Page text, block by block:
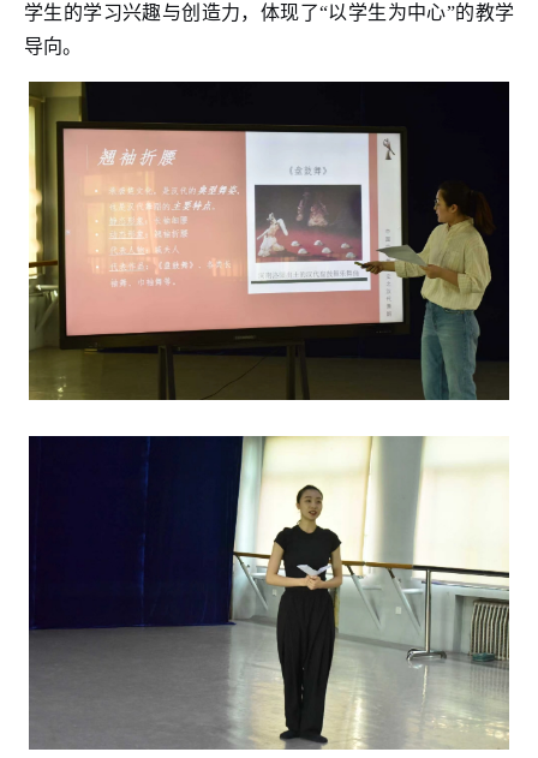
学生的学习兴趣与创造力，体现了“以学生为中心”的教学
导向。